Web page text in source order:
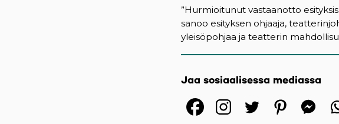
”Hurmioitunut vastaanotto
sanoo esityksen ohjaaja,
yleisöpohjaa ja teatterin
Jaa sosiaalisessa mediassa
(opens in a
(opens in
(opens